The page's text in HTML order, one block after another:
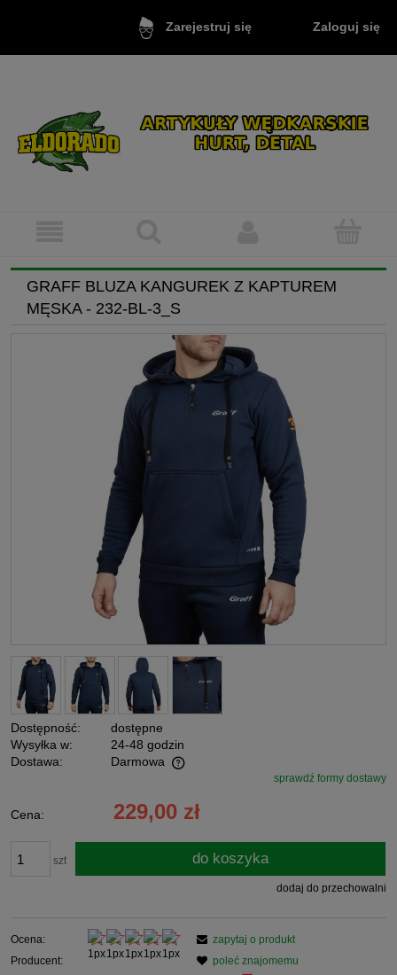
Zarejestruj się Zaloguj się
GRAFF BLUZA KANGUREK Z KAPTUREM
MĘSKA - 232-BL-3_S
Dostępność:
dostępne
Wysyłka w:
24-48 godzin
Dostawa:
Darmowa
Cena nie zawiera ewentualnych kosztów płatnościsprawdź formy dostawy
Cena: 229,00 zł
szt do koszyka
dodaj do przechowalni
Ocena:
Producent:
zapytaj o produkt
poleć znajomemu